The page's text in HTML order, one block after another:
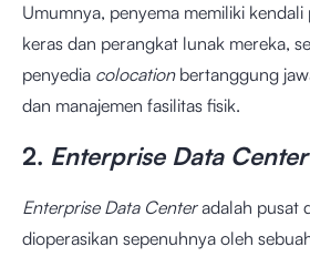
Umumnya, penyema memiliki
keras dan perangkat lunak mereka,
penyedia colocation bertanggung
dan manajemen fasilitas fisik.
2. Enterprise Data Center
Enterprise Data Centeradalah pusat
dioperasikan sepenuhnya oleh